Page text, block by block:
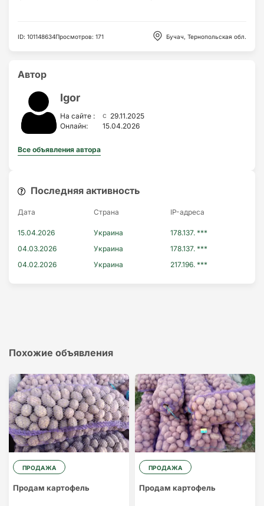
ID: 101148634Просмотров: 171 Бучач, Тернопольская обл.
Автор
Igor
На сайте : c 29.11.2025
Онлайн:
15.04.2026
Все объявления автора
Последняя активность
Дата Страна IP-адресa
15.04.2026 Украина
178.137. ***
04.03.2026
Украина
178.137. ***
04.02.2026
Украина 217.196. ***
Похожие объявления
ПРОДАЖА
Продам картофель
ПРОДАЖА
Продам картофель